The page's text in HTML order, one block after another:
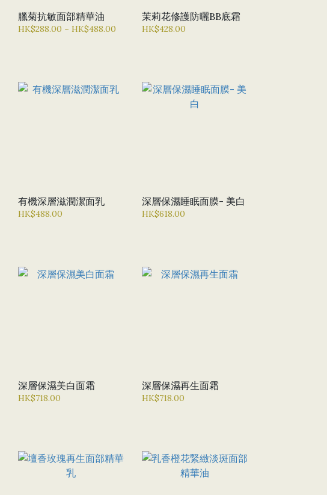
臘菊抗敏面部精華油
HK$288.00 ~ HK$488.00
茉莉花修護防曬BB底霜
HK$428.00
有機深層滋潤潔面乳
HK$488.00
深層保濕睡眠面膜- 美白
HK$618.00
深層保濕美白面霜
HK$718.00
深層保濕再生面霜
HK$718.00